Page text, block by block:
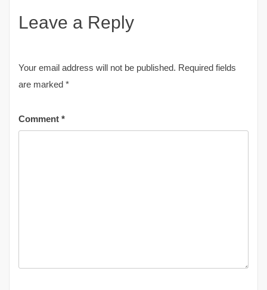
Leave a Reply
Your email address will not be published. Required fields
are marked *
Comment *